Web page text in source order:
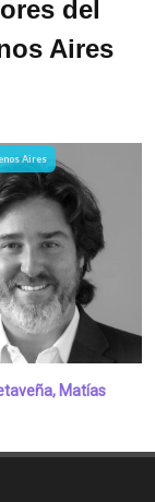
del
Aires
Aires
Matías